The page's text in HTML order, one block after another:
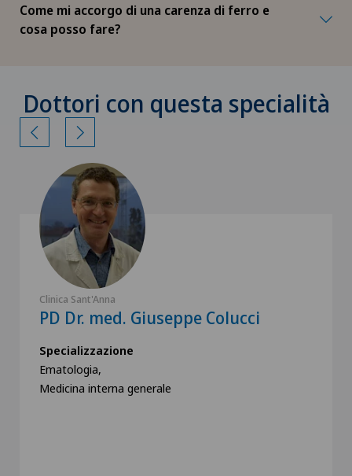
Come mi accorgo di una carenza di ferro e
cosa posso fare?
Dottori con questa specialità
Clinica Sant'Anna
PD Dr. med. Giuseppe Colucci
Specializzazione
Ematologia,
Medicina interna generale